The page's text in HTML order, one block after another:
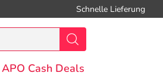
Schnelle Lieferung
APO Cash Deals